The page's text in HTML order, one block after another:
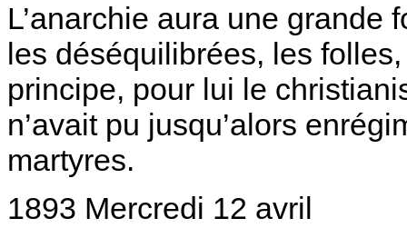
L’anarchie aura une grande
les déséquilibrées, les
principe, pour lui le
n’avait pu jusqu’alors
martyres.
1893 Mercredi 12 avril